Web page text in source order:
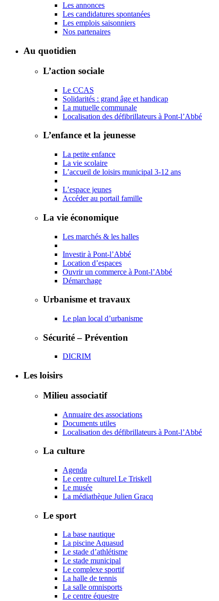
Les annonces
Les candidatures spontanées
Les emplois saisonniers
Nos partenaires
Au quotidien
L’action sociale
Le CCAS
Solidarités : grand âge et handicap
La mutuelle communale
Localisation des défibrillateurs à Pont-l’Abbé
L’enfance et la jeunesse
La petite enfance
La vie scolaire
L’accueil de loisirs municipal 3-12 ans
L’espace jeunes
Accéder au portail famille
La vie économique
Les marchés & les halles
Investir à Pont-l’Abbé
Location d’espaces
Ouvrir un commerce à Pont-l’Abbé
Démarchage
Urbanisme et travaux
Le plan local d’urbanisme
Sécurité – Prévention
DICRIM
Les loisirs
Milieu associatif
Annuaire des associations
Documents utiles
Localisation des défibrillateurs à Pont-l’Abbé
La culture
Agenda
Le centre culturel Le Triskell
Le musée
La médiathèque Julien Gracq
Le sport
La base nautique
La piscine Aquasud
Le stade d’athlétisme
Le stade municipal
Le complexe sportif
La halle de tennis
La salle omnisports
Le centre équestre